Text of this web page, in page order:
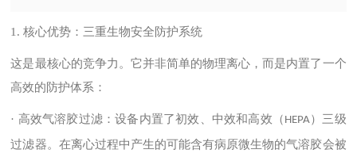
1.核心优势：三重生物安全防护系统
这是最核心的竞争力。它并非简单的物理离心，而是内置了一个
高效的防护体系：
· 高效气溶胶过滤：设备内置了初效、中效和高效（ HEPA）三级
过滤器。在离心过程中产生的可能含有病原微生物的气溶胶会被